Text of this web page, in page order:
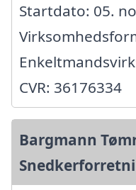
Startdato: 05.
CVR: 36176334
Bargmann